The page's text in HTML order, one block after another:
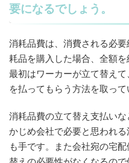
要になるでしょう。
消耗品費は、消費される必
耗品を購入した場合、全額
最初はワーカーが立て替え
を払ってもらう方法を取って
消耗品費の立て替え支払い
かじめ会社で必要と思われ
も手です。また会社宛の宅